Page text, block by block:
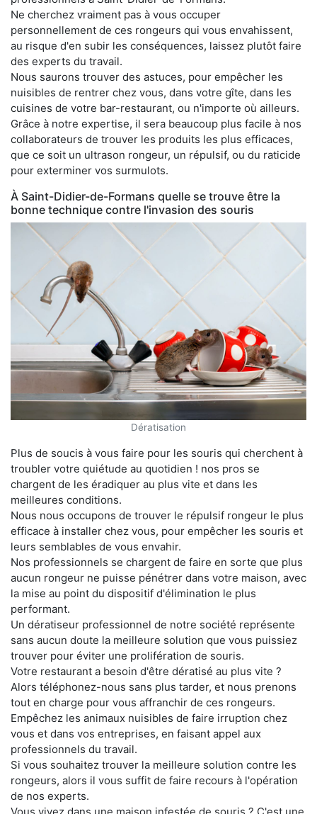
Ne cherchez vraiment pas à vous occuper
personnellement de ces rongeurs qui vous envahissent,
au risque d'en subir les conséquences, laissez plutôt faire
des experts du travail.
Nous saurons trouver des astuces, pour empêcher les
nuisibles de rentrer chez vous, dans votre gîte, dans les
cuisines de votre bar-restaurant, ou n'importe où ailleurs.
Grâce à notre expertise, il sera beaucoup plus facile à nos
collaborateurs de trouver les produits les plus efficaces,
que ce soit un ultrason rongeur, un répulsif, ou du raticide
pour exterminer vos surmulots.
À Saint-Didier-de-Formans quelle se trouve être la
bonne technique contre l'invasion des souris
Dératisation
Plus de soucis à vous faire pour les souris qui cherchent à
troubler votre quiétude au quotidien ! nos pros se
chargent de les éradiquer au plus vite et dans les
meilleures conditions.
Nous nous occupons de trouver le répulsif rongeur le plus
efficace à installer chez vous, pour empêcher les souris et
leurs semblables de vous envahir.
Nos professionnels se chargent de faire en sorte que plus
aucun rongeur ne puisse pénétrer dans votre maison, avec
la mise au point du dispositif d'élimination le plus
performant.
Un dératiseur professionnel de notre société représente
sans aucun doute la meilleure solution que vous puissiez
trouver pour éviter une prolifération de souris.
Votre restaurant a besoin d'être dératisé au plus vite ?
Alors téléphonez-nous sans plus tarder, et nous prenons
tout en charge pour vous affranchir de ces rongeurs.
Empêchez les animaux nuisibles de faire irruption chez
vous et dans vos entreprises, en faisant appel aux
professionnels du travail.
Si vous souhaitez trouver la meilleure solution contre les
rongeurs, alors il vous suffit de faire recours à l'opération
de nos experts.
Vous vivez dans une maison infestée de souris ? C'est une